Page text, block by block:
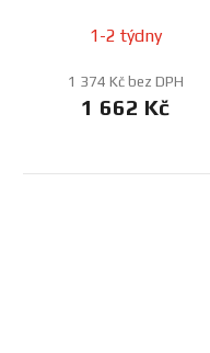
1-2 týdny
1 374 Kč bez DPH
1 662 Kč